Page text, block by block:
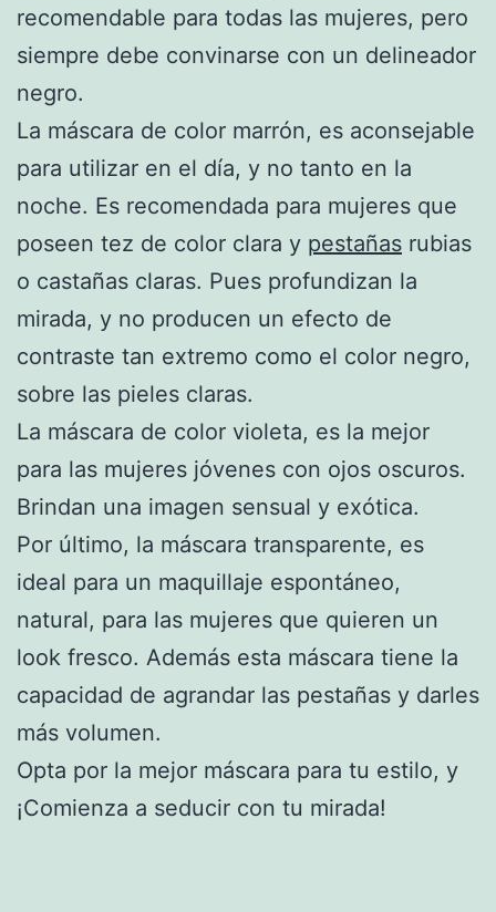
recomendable para todas las mujeres, pero
siempre debe convinarse con un delineador
negro.
La máscara de color marrón, es aconsejable
para utilizar en el día, y no tanto en la
noche. Es recomendada para mujeres que
poseen tez de color clara y pestañas rubias
o castañas claras. Pues profundizan la
mirada, y no producen un efecto de
contraste tan extremo como el color negro,
sobre las pieles claras.
La máscara de color violeta, es la mejor
para las mujeres jóvenes con ojos oscuros.
Brindan una imagen sensual y exótica.
Por último, la máscara transparente, es
ideal para un maquillaje espontáneo,
natural, para las mujeres que quieren un
look fresco. Además esta máscara tiene la
capacidad de agrandar las pestañas y darles
más volumen.
Opta por la mejor máscara para tu estilo, y
¡Comienza a seducir con tu mirada!